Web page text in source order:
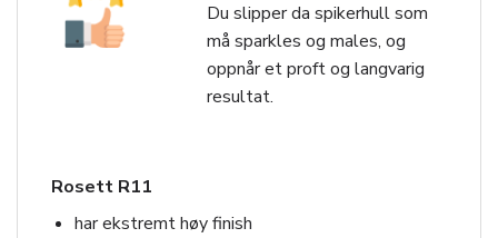
Du slipper da spikerhull som
må sparkles og males, og
oppnår et proft og langvarig
resultat.
Rosett R11
har ekstremt høy finish